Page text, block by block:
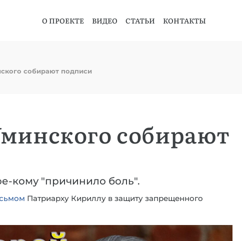
О ПРОЕКТЕ ВИДЕО СТАТЬИ КОНТАКТЫ
собирают подписи
собирают
кому "причинило боль".
Патриарху Кириллу в защиту запрещенного